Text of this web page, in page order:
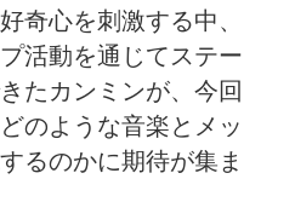
奇心を刺激する中、
活動を通じてステー
たカンミンが、今回
のような音楽とメッ
るのかに期待が集ま